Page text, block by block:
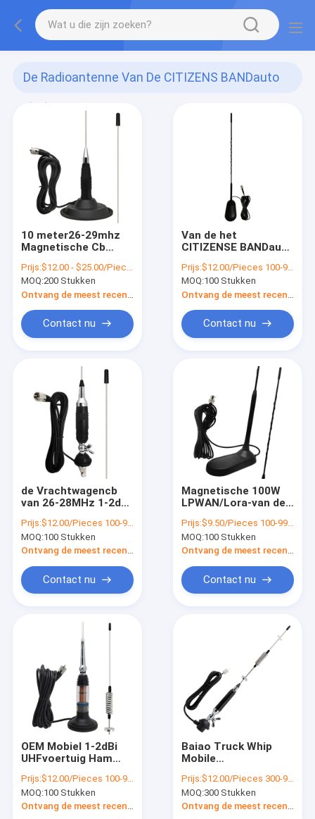
De Radioantenne Van De CITIZENS BANDauto
10 meter26-29mhz
Magnetische Cb
Prijs:$12.00 - $25.00/Pieces
MOQ:200 Stukken
Contact nu
Van de het
CITIZENSE BANDauto
de Radioantenne
Prijs:$12.00/Pieces 100-999 Pieces
MOQ:100 Stukken
Contact nu
de Vrachtwagencb
van 26-28MHz 1-2dBi
Prijs:$12.00/Pieces 100-999 Pieces
MOQ:100 Stukken
Contact nu
Magnetische 100W
LPWAN/Lora-van de
de CITIZENS
BANDauto Antenne
van het de
band de Flexibele
Prijs:$9.50/Pieces 100-999 Pieces
MOQ:100 Stukken
Contact nu
OEM Mobiel 1-2dBi
UHFvoertuig Ham
1/4 Cb Antenne
Prijs:$12.00/Pieces 100-999 Pieces
MOQ:100 Stukken
Ontvang de meest recente Prijs
Baiao Truck Whip
Mobile
Radio Ham Car Coil
Spring 27Mhz Cb
Antenna
Prijs:$12.00/Pieces 300-999 Pieces
MOQ:300 Stukken
Ontvang de meest recente Prijs